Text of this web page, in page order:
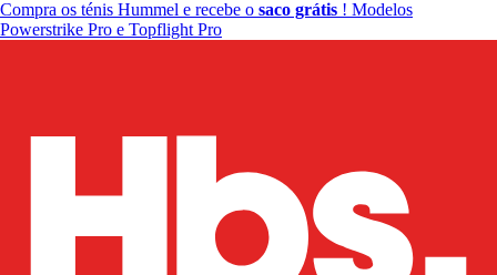
Compra os ténis Hummel e recebe o saco grátis ! Modelos
Powerstrike Pro e Topflight Pro